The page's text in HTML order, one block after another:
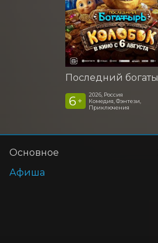
6 +
2026, Россия
Комедия, Фэнтези,
Приключения
Основное
Афиша